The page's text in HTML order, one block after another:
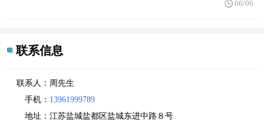
06/06
联系信息
联系人： 周先生
手机： 13961999789
地址： 江苏盐城盐都区盐城东进中路８号